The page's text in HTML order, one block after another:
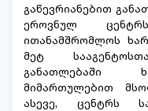
გაწევრიანებით
ეროვნულ
ითანამშრომლოს
მეტ
განათლებაში
მიმართულებით
ასევე, ცენტრს